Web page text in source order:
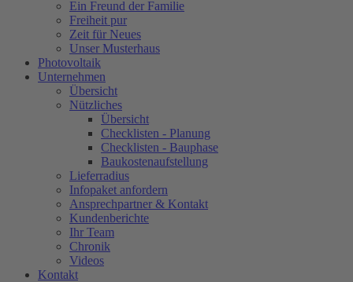
Ein Freund der Familie
Freiheit pur
Zeit für Neues
Unser Musterhaus
Photovoltaik
Unternehmen
Übersicht
Nützliches
Übersicht
Checklisten - Planung
Checklisten - Bauphase
Baukostenaufstellung
Lieferradius
Infopaket anfordern
Ansprechpartner & Kontakt
Kundenberichte
Ihr Team
Chronik
Videos
Kontakt